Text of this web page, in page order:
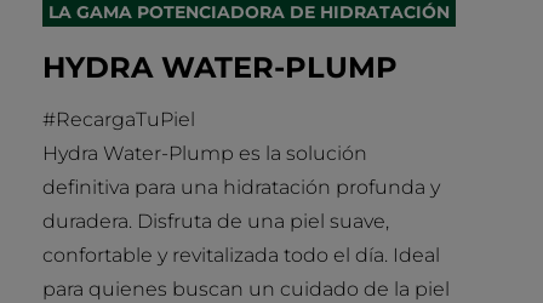
LA GAMA POTENCIADORA DE HIDRATACIÓN
HYDRA WATER-PLUMP
#RecargaTuPiel
Hydra Water-Plump es la solución
definitiva para una hidratación profunda y
duradera. Disfruta de una piel suave,
confortable y revitalizada todo el día. Ideal
para quienes buscan un cuidado de la piel